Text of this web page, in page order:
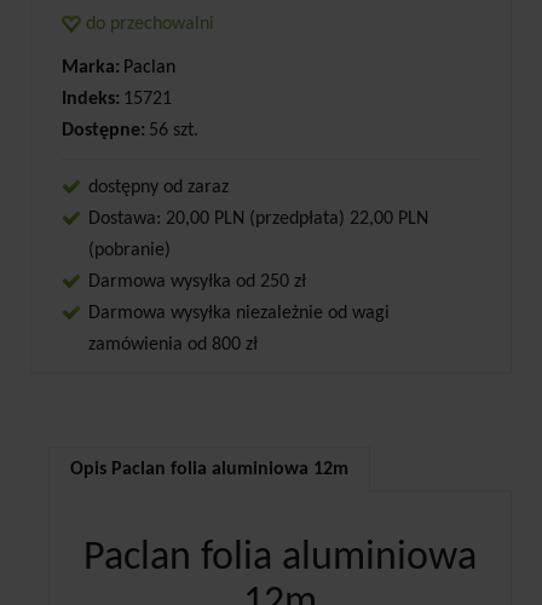
do przechowalni
Marka: Paclan
Indeks: 15721
Dostępne: 56 szt.
dostępny od zaraz
Dostawa: 20,00 PLN (przedpłata) 22,00 PLN
(pobranie)
Darmowa wysyłka od 250 zł
Darmowa wysyłka niezależnie od wagi
zamówienia od 800 zł
Opis Paclan folia aluminiowa 12m
Paclan folia aluminiowa